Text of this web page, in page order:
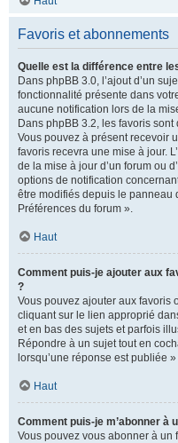
Favoris et abonnements
Quelle est la différence entre
Dans phpBB 3.0, l’ajout d’un
fonctionnalité présente dans
aucune notification lors de la
Dans phpBB 3.2, les favoris
Vous pouvez à présent recevoir
favoris recevra une mise à jour.
de la mise à jour d’un forum ou
options de notification
être modifiés depuis le panneau
Préférences du forum ».
Haut
Comment puis-je ajouter aux
?
Vous pouvez ajouter aux favoris
cliquant sur le lien approprié
et en bas des sujets et parfois
Répondre à un sujet tout en
lorsqu’une réponse est publiée
Haut
Comment puis-je m’abonner à
Vous pouvez vous abonner à